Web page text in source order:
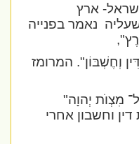
ארץ
נאמר בפנייה
וְחֶשְׁבּוֹן". המרומז
מִצְוֺת יְהוָה"
וחשבון אחרי